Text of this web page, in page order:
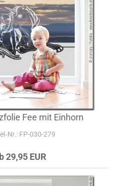
Fee mit Einhorn
FP-030-279
29,95 EUR